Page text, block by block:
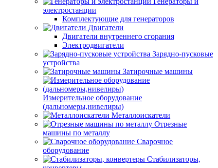
электростанции
Комплектующие для генераторов
Двигатели
Двигатели внутреннего сгорания
Электродвигатели
Зарядно-пусковые
устройства
Затирочные машины
Измерительное оборудование
(дальномеры,нивелиры)
Металлоискатели
Отрезные
машины по металлу
Сварочное
оборудование
Стабилизаторы,